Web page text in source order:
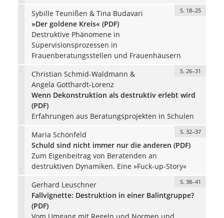
Sybille Teunißen & Tina Budavari
S. 18–25
»Der goldene Kreis« (PDF)
Destruktive Phänomene in
Supervisionsprozessen in
Frauenberatungsstellen und Frauenhäusern
Christian Schmid-Waldmann &
Angela Gotthardt-Lorenz
S. 26–31
Wenn Dekonstruktion als destruktiv erlebt wird
(PDF)
Erfahrungen aus Beratungsprojekten in Schulen
Maria Schönfeld
S. 32–37
Schuld sind nicht immer nur die anderen (PDF)
Zum Eigenbeitrag von Beratenden an
destruktiven Dynamiken. Eine »Fuck-up-Story«
Gerhard Leuschner
S. 38–41
Fallvignette: Destruktion in einer Balintgruppe?
(PDF)
Vom Umgang mit Regeln und Normen und